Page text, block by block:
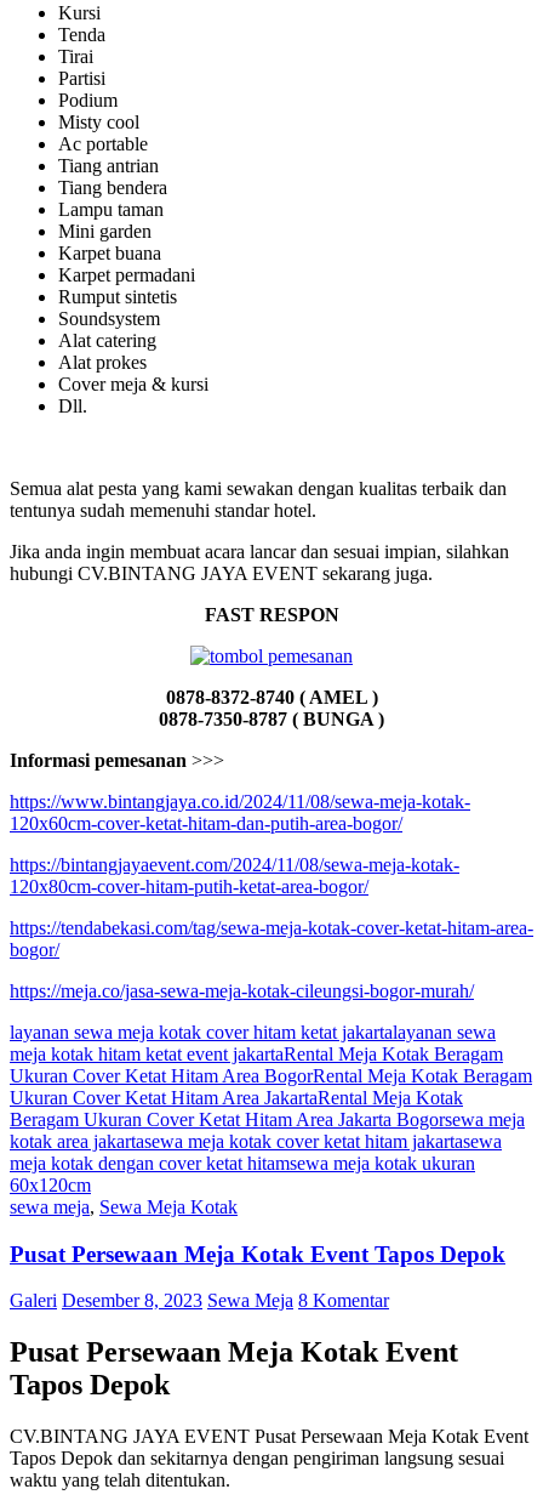
Kursi
Tenda
Tirai
Partisi
Podium
Misty cool
Ac portable
Tiang antrian
Tiang bendera
Lampu taman
Mini garden
Karpet buana
Karpet permadani
Rumput sintetis
Soundsystem
Alat catering
Alat prokes
Cover meja & kursi
Dll.
Semua alat pesta yang kami sewakan dengan kualitas terbaik dan
tentunya sudah memenuhi standar hotel.
Jika anda ingin membuat acara lancar dan sesuai impian, silahkan
hubungi CV.BINTANG JAYA EVENT sekarang juga.
FAST RESPON
0878-8372-8740 ( AMEL )
0878-7350-8787 ( BUNGA )
Informasi pemesanan >>>
https://www.bintangjaya.co.id/2024/11/08/sewa-meja-kotak-
120x60cm-cover-ketat-hitam-dan-putih-area-bogor/
https://bintangjayaevent.com/2024/11/08/sewa-meja-kotak-
120x80cm-cover-hitam-putih-ketat-area-bogor/
https://tendabekasi.com/tag/sewa-meja-kotak-cover-ketat-hitam-area-
bogor/
https://meja.co/jasa-sewa-meja-kotak-cileungsi-bogor-murah/
layanan sewa meja kotak cover hitam ketat jakartalayanan sewa
meja kotak hitam ketat event jakartaRental Meja Kotak Beragam
Ukuran Cover Ketat Hitam Area BogorRental Meja Kotak Beragam
Ukuran Cover Ketat Hitam Area JakartaRental Meja Kotak
Beragam Ukuran Cover Ketat Hitam Area Jakarta Bogorsewa meja
kotak area jakartasewa meja kotak cover ketat hitam jakartasewa
meja kotak dengan cover ketat hitamsewa meja kotak ukuran
60x120cm
sewa meja, Sewa Meja Kotak
Pusat Persewaan Meja Kotak Event Tapos Depok
Galeri Desember 8, 2023 Sewa Meja 8 Komentar
Pusat Persewaan Meja Kotak Event
Tapos Depok
CV.BINTANG JAYA EVENT Pusat Persewaan Meja Kotak Event
Tapos Depok dan sekitarnya dengan pengiriman langsung sesuai
waktu yang telah ditentukan.